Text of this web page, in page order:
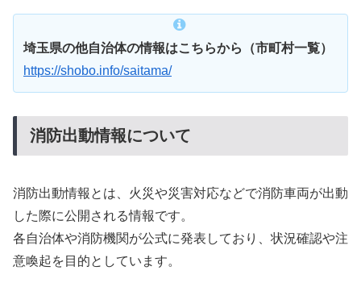
埼玉県の他自治体の情報はこちらから（市町村一覧）
https://shobo.info/saitama/
消防出動情報について
消防出動情報とは、火災や災害対応などで消防車両が出動
した際に公開される情報です。
各自治体や消防機関が公式に発表しており、状況確認や注
意喚起を目的としています。